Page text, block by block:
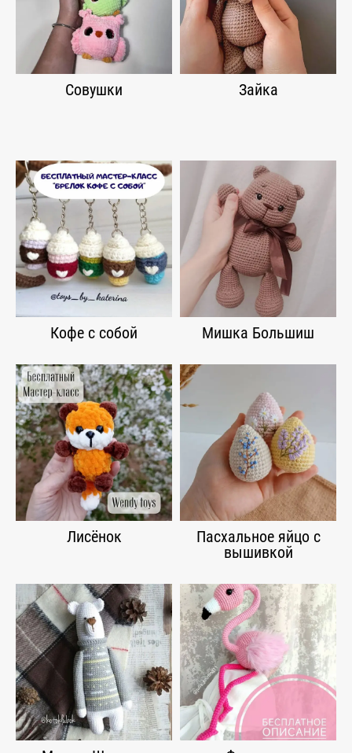
Совушки Зайка
Кофе с собой Мишка Большиш
Лисёнок
Пасхальное яйцо с
вышивкой